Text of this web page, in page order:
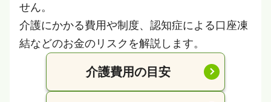
せん。
介護にかかる費用や制度、認知症による口座凍
結などのお金のリスクを解説します。
介護費用の目安